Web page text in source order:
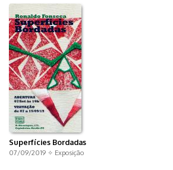
Superfícies Bordadas
07/09/2019 ✧ Exposição